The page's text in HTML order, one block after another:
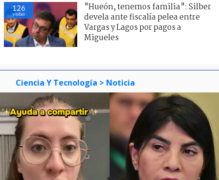
126
visitas
"Hueón, tenemos familia": Silber
devela ante fiscalía pelea entre
Vargas y Lagos por pagos a
Migueles
Ciencia Y Tecnología > Noticia